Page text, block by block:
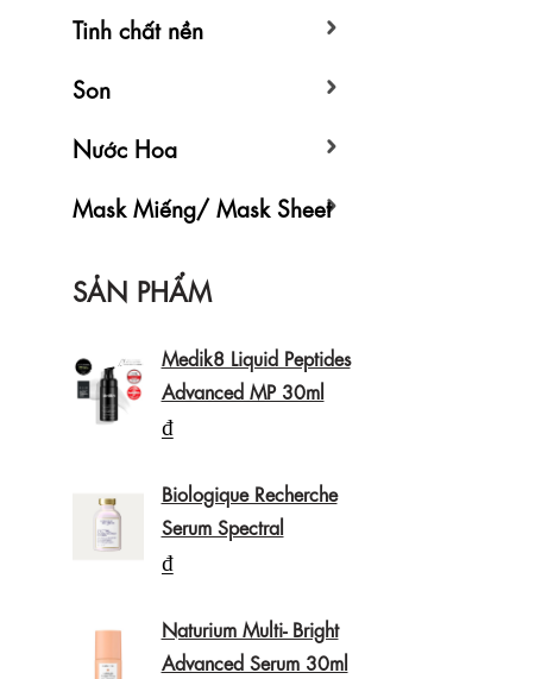
Tinh chất nền
Son
Nước Hoa
Mask Miếng/ Mask Sheet
SẢN PHẨM
Medik8 Liquid Peptides
Advanced MP 30ml
₫
Biologique Recherche
Serum Spectral
₫
Naturium Multi- Bright
Advanced Serum 30ml